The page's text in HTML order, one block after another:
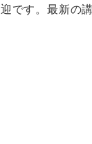
です。最新の